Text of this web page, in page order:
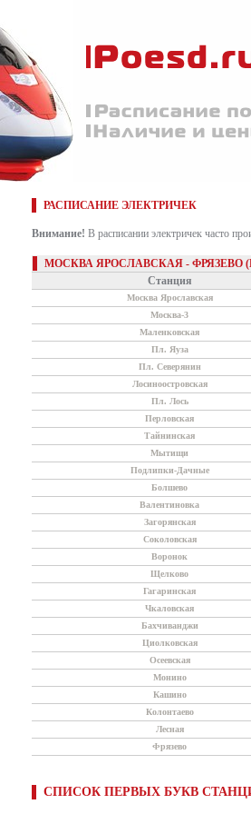
РАСПИСАНИЕ ЭЛЕКТРИЧЕК
Внимание! В расписании электричек часто
МОСКВА ЯРОСЛАВСКАЯ - ФРЯЗЕВО
Станция
Москва Ярославская
Москва-3
Маленковская
Пл. Яуза
Пл. Северянин
Лосиноостровская
Пл. Лось
Перловская
Тайнинская
Мытищи
Подлипки-Дачные
Болшево
Валентиновка
Загорянская
Соколовская
Воронок
Щелково
Гагаринская
Чкаловская
Бахчиванджи
Циолковская
Осеевская
Монино
Кашино
Колонтаево
Лесная
Фрязево
СПИСОК ПЕРВЫХ БУКВ